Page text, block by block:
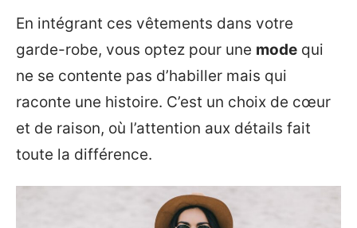
En intégrant ces vêtements dans votre
garde-robe, vous optez pour une mode qui
ne se contente pas d’habiller mais qui
raconte une histoire. C’est un choix de cœur
et de raison, où l’attention aux détails fait
toute la différence.